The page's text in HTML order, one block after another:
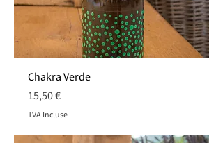
Chakra Verde
Prix
15,50 €
TVA Incluse